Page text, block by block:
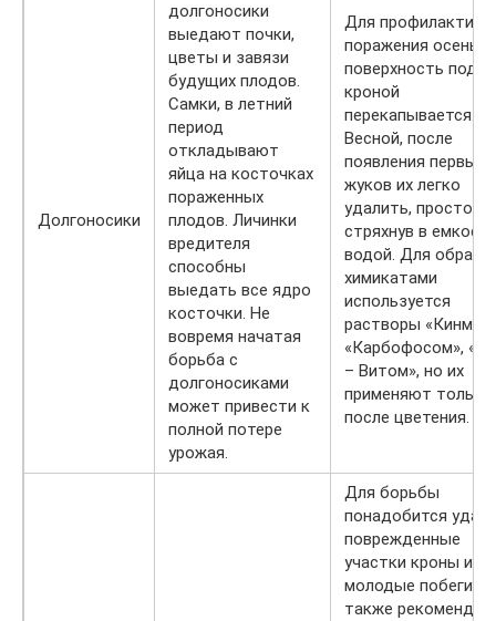
Долгоносики
долгоносики
выедают почки,
цветы и завязи
будущих плодов.
Самки, в летний
период
откладывают
яйца на косточках
пораженных
плодов. Личинки
вредителя
способны
выедать все ядро
косточки. Не
вовремя начатая
борьба с
долгоносиками
может привести к
полной потере
урожая.
Для профилактики
поражения осенью,
поверхность под
кроной
перекапывается.
Весной, после
появления первых
жуков их легко
удалить, просто
стряхнув в
водой. Для
химикатами
используется
растворы
«Карбофосом»,
– Витом», но их
применяют только
после цветения.
Для борьбы
понадобится
поврежденные
участки кроны и
молодые побеги, а
также